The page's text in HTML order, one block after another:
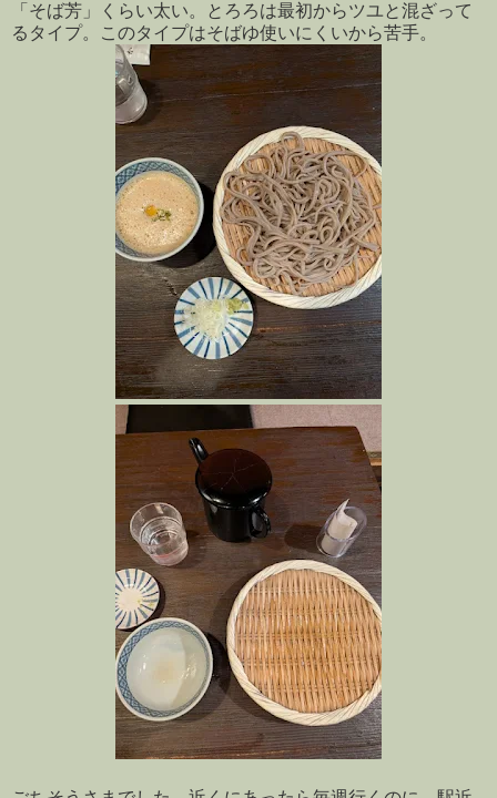
「そば芳」くらい太い。とろろは最初からツユと混ざって
るタイプ。このタイプはそばゆ使いにくいから苦手。